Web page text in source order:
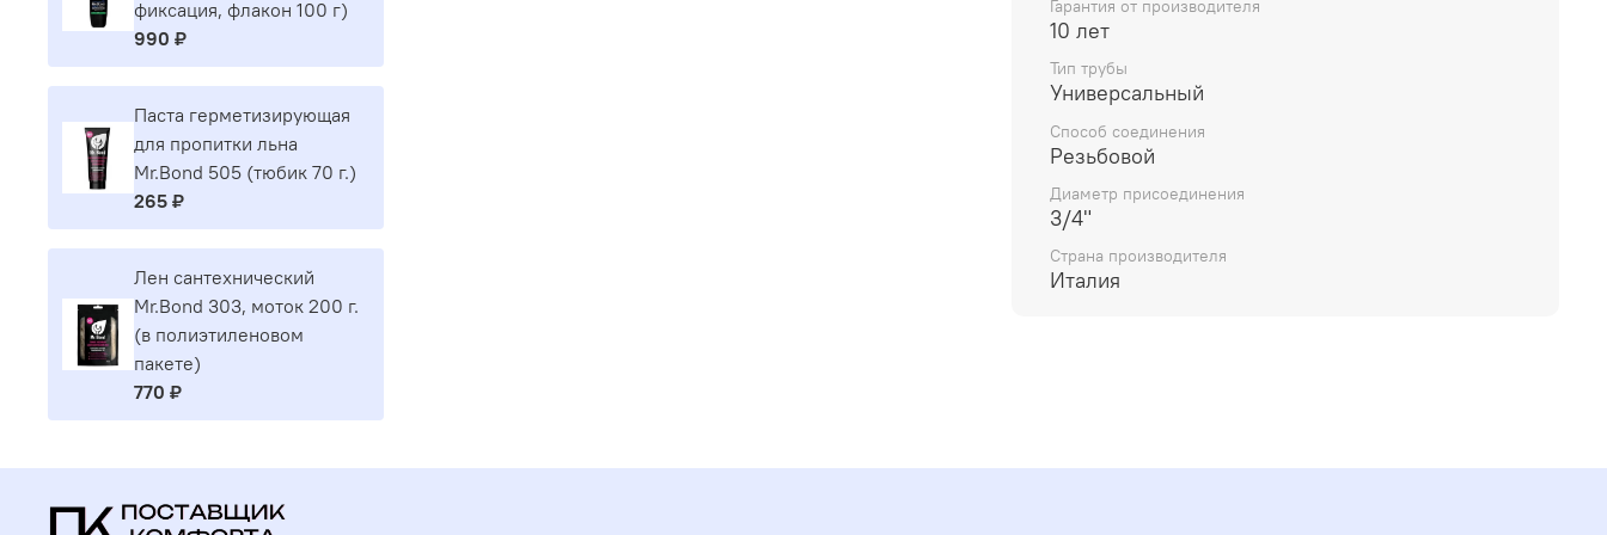
Гарантия от производителя
10 лет
Тип трубы
Универсальный
Способ соединения
Резьбовой
Диаметр присоединения
3/4"
Страна производителя
Италия
фиксация, флакон 100 г)
990 ₽
Паста герметизирующая
для пропитки льна
Mr.Bond 505 (тюбик 70 г.)
265 ₽
Лен сантехнический
Mr.Bond 303, моток 200 г.
(в полиэтиленовом
пакете)
770 ₽